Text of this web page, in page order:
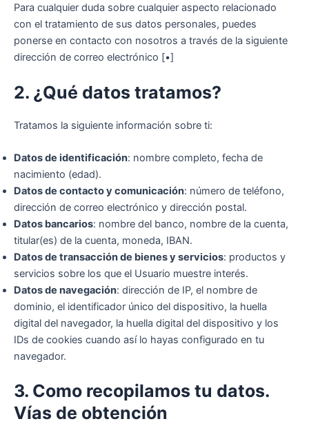
Para cualquier duda sobre cualquier aspecto relacionado
con el tratamiento de sus datos personales, puedes
ponerse en contacto con nosotros a través de la siguiente
dirección de correo electrónico [•]
2. ¿Qué datos tratamos?
Tratamos la siguiente información sobre ti:
Datos de identificación: nombre completo, fecha de
nacimiento (edad).
Datos de contacto y comunicación: número de teléfono,
dirección de correo electrónico y dirección postal.
Datos bancarios: nombre del banco, nombre de la cuenta,
titular(es) de la cuenta, moneda, IBAN.
Datos de transacción de bienes y servicios: productos y
servicios sobre los que el Usuario muestre interés.
Datos de navegación: dirección de IP, el nombre de
dominio, el identificador único del dispositivo, la huella
digital del navegador, la huella digital del dispositivo y los
IDs de cookies cuando así lo hayas configurado en tu
navegador.
3. Como recopilamos tu datos.
Vías de obtención